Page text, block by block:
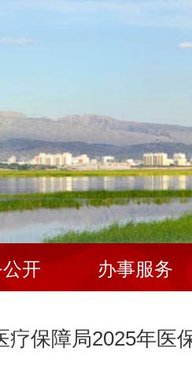
开 办事服务
疗保障局2025年医